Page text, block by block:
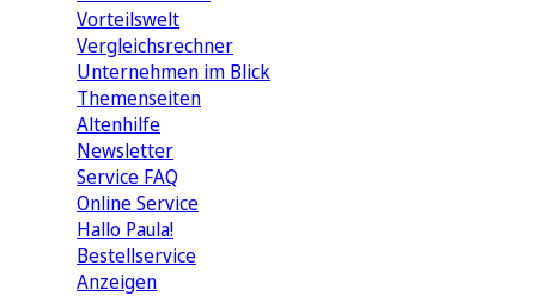
Vorteilswelt
Vergleichsrechner
Unternehmen im Blick
Themenseiten
Altenhilfe
Newsletter
Service FAQ
Online Service
Hallo Paula!
Bestellservice
Anzeigen